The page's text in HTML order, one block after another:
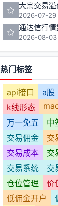
大宗交易
2026-07-29
2026-08-03
热门标签
api接口 a股
k线形态
万一免五
中
交易佣金
交
交易成本
交
交易系统
交
仓位管理
价
低佣金开户